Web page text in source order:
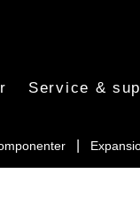
Service &